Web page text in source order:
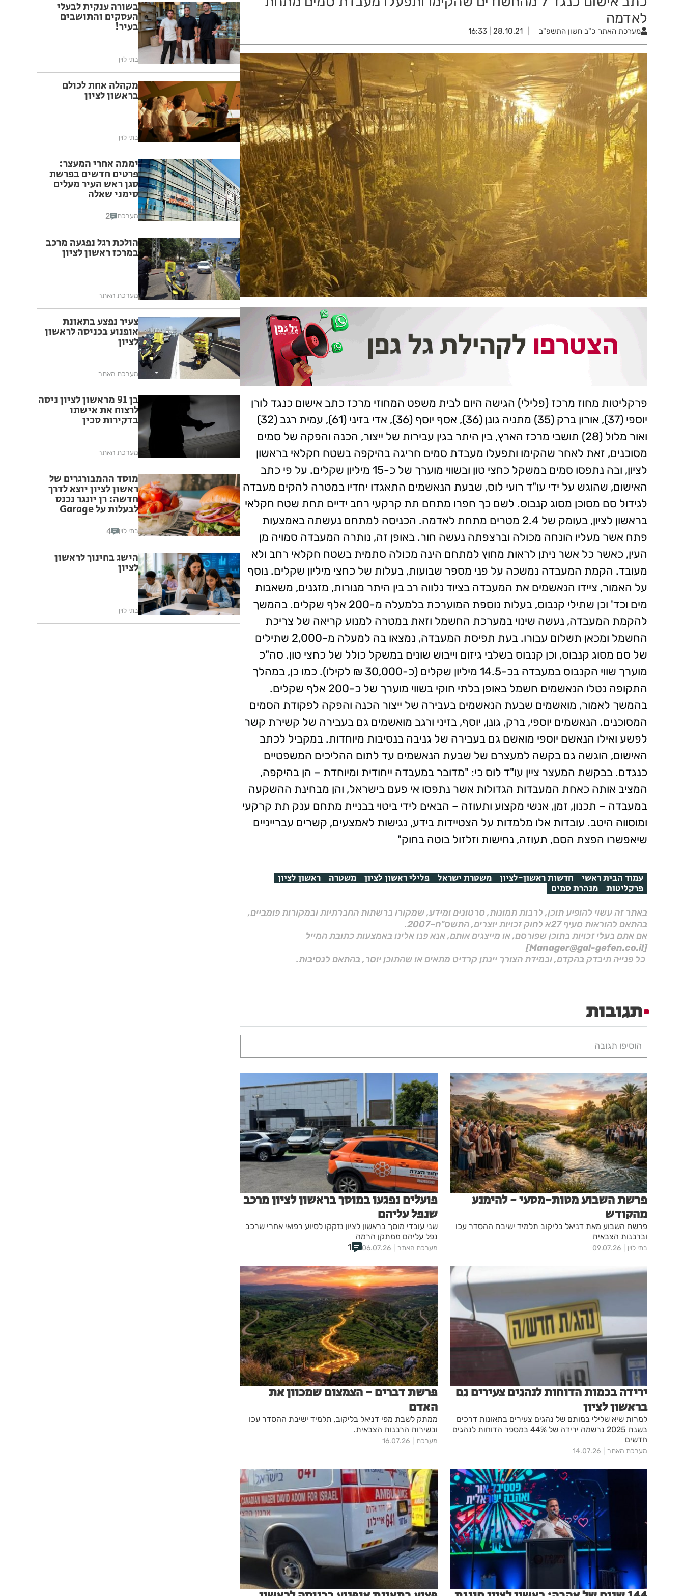
לאדמה
מערכת האתר כ"ב חשון התשפ"ב 28.10.21 | 16:33
פרקליטות מחוז מרכז (פלילי) הגישה היום לבית משפט המחוזי מרכז כתב אישום כנגד לורן
יוספי (37), אורון ברק (35) מתניה גונן (36), אסף יוסף (36), אדי בזיני (61), עמית רגב (32)
ואור מלול (28) תושבי מרכז הארץ, בין היתר בגין עבירות של ייצור, הכנה והפקה של סמים
מסוכנים, זאת לאחר שהקימו ותפעלו מעבדת סמים חריגה בהיקפה בשטח חקלאי בראשון
לציון, ובה נתפסו סמים במשקל כחצי טון ובשווי מוערך של כ-15 מיליון שקלים. על פי כתב
האישום, שהוגש על ידי עו"ד רועי לוס, שבעת הנאשמים התאגדו יחדיו במטרה להקים מעבדה
לגידול סם מסוכן מסוג קנבוס. לשם כך חפרו מתחם תת קרקעי רחב ידיים תחת שטח חקלאי
בראשון לציון, בעומק של 2.4 מטרים מתחת לאדמה. הכניסה למתחם נעשתה באמצעות
פתח אשר מעליו הונחה מכולה וברצפתה נעשה חור. באופן זה, נותרה המעבדה סמויה מן
העין, כאשר כל אשר ניתן לראות מחוץ למתחם הינה מכולה סתמית בשטח חקלאי רחב ולא
מעובד. הקמת המעבדה נמשכה על פני מספר שבועות, בעלות של כחצי מיליון שקלים. נוסף
על האמור, ציידו הנאשמים את המעבדה בציוד נלווה רב בין היתר מנורות, מזגנים, משאבות
מים וכד' וכן שתילי קנבוס, בעלות נוספת המוערכת בלמעלה מ-200 אלף שקלים. בהמשך
להקמת המעבדה, נעשה שינוי במערכת החשמל וזאת במטרה למנוע קריאה של צריכת
החשמל ומכאן תשלום עבורו. בעת תפיסת המעבדה, נמצאו בה למעלה מ-2,000 שתילים
של סם מסוג קנבוס, וכן קנבוס בשלבי גיזום וייבוש שונים במשקל כולל של כחצי טון. סה"כ
מוערך שווי הקנבוס במעבדה בכ-14.5 מיליון שקלים (כ-30,000 ₪ לקילו). כמו כן, במהלך
התקופה נטלו הנאשמים חשמל באופן בלתי חוקי בשווי מוערך של כ-200 אלף שקלים.
בהמשך לאמור, מואשמים שבעת הנאשמים בעבירה של ייצור הכנה והפקה לפקודת הסמים
המסוכנים. הנאשמים יוספי, ברק, גונן, יוסף, בזיני ורגב מואשמים גם בעבירה של קשירת קשר
לפשע ואילו הנאשם יוספי מואשם גם בעבירה של גניבה בנסיבות מיוחדות. במקביל לכתב
האישום, הוגשה גם בקשה למעצרם של שבעת הנאשמים עד לתום ההליכים המשפטיים
כנגדם. בבקשת המעצר ציין עו"ד לוס כי: "מדובר במעבדה ייחודית ומיוחדת – הן בהיקפה,
המציב אותה כאחת המעבדות הגדולות אשר נתפסו אי פעם בישראל, והן מבחינת ההשקעה
במעבדה – תכנון, זמן, אנשי מקצוע ותעוזה – הבאים לידי ביטוי בבניית מתחם ענק תת קרקעי
ומוסווה היטב. עובדות אלו מלמדות על הצטיידות בידע, נגישות לאמצעים, קשרים עברייניים
שיאפשרו הפצת הסם, תעוזה, נחישות וזלזול בוטה בחוק"
עמוד הבית ראשי חדשות ראשון-לציון משטרת ישראל פלילי ראשון לציון משטרה ראשון לציון
פרקליטות מנהרת סמים
באתר זה עשוי להופיע תוכן, לרבות תמונות, סרטונים ומידע, שמקורו ברשתות החברתיות ובמקורות פומביים,
בהתאם להוראות סעיף 27א לחוק זכויות יוצרים, התשס"ח–2007.
אם אתם בעלי זכויות בתוכן שפורסם, או מייצגים אותם, אנא פנו אלינו באמצעות כתובת המייל
[Manager@gal-gefen.co.il]
כל פנייה תיבדק בהקדם, ובמידת הצורך יינתן קרדיט מתאים או שהתוכן יוסר, בהתאם לנסיבות.
תגובות
הוסיפו תגובה
פרשת השבוע מטות-מסעי - להימנע
מהקודש
פרשת השבוע מאת דניאל בליקוב תלמיד ישיבת ההסדר עכו
וברבנות הצבאית
בתי לוין 09.07.26
פועלים נפגעו במוסך בראשון לציון מרכב
שנפל עליהם
שני עובדי מוסך בראשון לציון נזקקו לסיוע רפואי אחרי שרכב
נפל עליהם ממתקן הרמה
מערכת האתר 06.07.26
1
ירידה בכמות הדוחות לנהגים צעירים גם
בראשון לציון
למרות שיא שלילי במותם של נהגים צעירים בתאונות דרכים
בשנת 2025 נרשמה ירידה של 44% במספר הדוחות לנהגים
חדשים
מערכת האתר 14.07.26
פרשת דברים - הצמצום שמכוון את
האדם
ממתק לשבת מפי דניאל בליקוב, תלמיד ישיבת ההסדר עכו
ובשירות הרבנות הצבאית.
מערכת 16.07.26
בשורה ענקית לבעלי
העסקים והתושבים
בעיר!
בתי לוין
מקהלה אחת לכולם
בראשון לציון
בתי לוין
יממה אחרי המעצר:
פרטים חדשים בפרשת
סגן ראש העיר מעלים
סימני שאלה
מערכת 2
הולכת רגל נפגעה מרכב
במרכז ראשון לציון
מערכת האתר
צעיר נפצע בתאונת
אופנוע בכניסה לראשון
לציון
מערכת האתר
בן 91 מראשון לציון ניסה
לרצוח את אישתו
בדקירות סכין
מערכת האתר
מוסד ההמבורגרים של
ראשון לציון יוצא לדרך
חדשה: רן יונגר נכנס
לבעלות על Garage
בתי לוין 4
הישג בחינוך לראשון
לציון
בתי לוין